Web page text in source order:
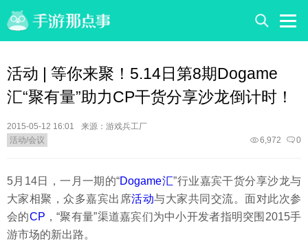
活动 | 等你来聚！5.14日第8期Dogame
汇“聚有量”助力CP干货分享沙龙倒计时！
2015-05-12 16:01
来源：游戏兵工厂
活动/会议
0
6,972
5月14日，一月一期的“Dogame汇”行业嘉宾干货分享沙龙与
大家相聚，众多嘉宾出席活动与大家共同交流。面对此次参
会的CP ，“聚有量”渠道嘉宾们为中小开发者指明突围2015手
游市场的新出路。